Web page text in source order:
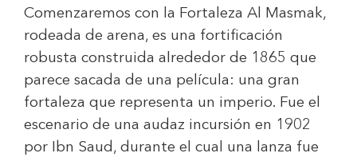
Comenzaremos con la Fortaleza Al Masmak,
rodeada de arena, es una fortificación
robusta construida alrededor de 1865 que
parece sacada de una película: una gran
fortaleza que representa un imperio. Fue el
escenario de una audaz incursión en 1902
por Ibn Saud, durante el cual una lanza fue